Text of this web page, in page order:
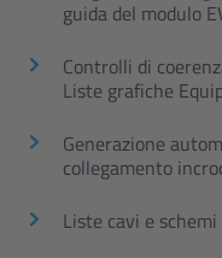
guida del modulo
Controlli di
Liste grafiche
Generazione
collegamento
Liste cavi e